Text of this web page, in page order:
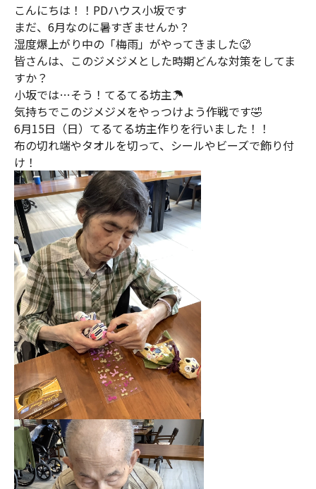
こんにちは！！PDハウス小坂です
まだ、6月なのに暑すぎませんか？
湿度爆上がり中の「梅雨」がやってきました🥵
皆さんは、このジメジメとした時期どんな対策をしてま
すか？
小坂では…そう！てるてる坊主☂️
気持ちでこのジメジメをやっつけよう作戦です🤣
6月15日（日）てるてる坊主作りを行いました！！
布の切れ端やタオルを切って、シールやビーズで飾り付
け！